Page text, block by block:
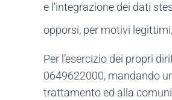
e l'integrazione dei dati
opporsi, per motivi
Per l’esercizio dei propri
0649622000, mandando
trattamento ed alla